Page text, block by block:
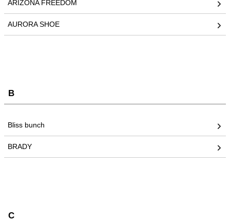
ARIZONA FREEDOM
AURORA SHOE
B
Bliss bunch
BRADY
C